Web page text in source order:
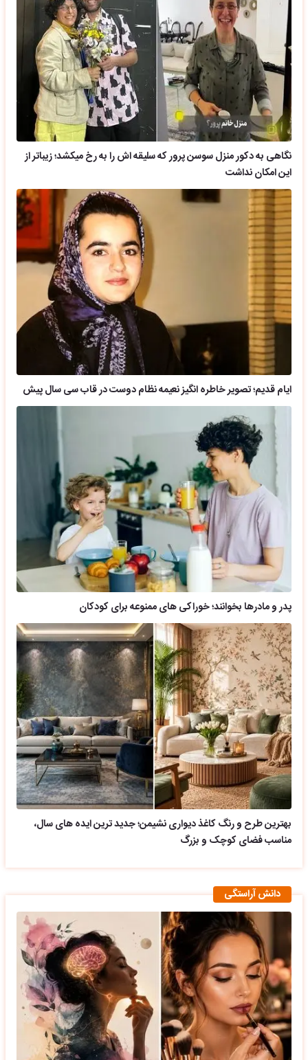
نگاهی به دکور منزل سوسن پرور که سلیقه اش را به رخ میکشد؛ زیباتر از
این امکان نداشت
ایام قدیم؛ تصویر خاطره انگیز نعیمه نظام دوست در قاب سی سال پیش
پدر و مادرها بخوانند؛ خوراکی های ممنوعه برای کودکان
بهترین طرح و رنگ کاغذ دیواری نشیمن؛ جدید ترین ایده های سال،
مناسب فضای کوچک و بزرگ
دانش آراستگی